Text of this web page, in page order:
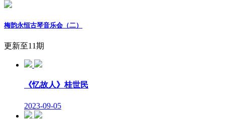
梅韵永恒古琴音乐会（二）
更新至11期
《忆故人》桂世民
2023-09-05